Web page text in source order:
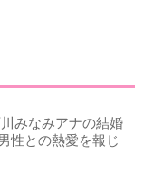
みなみアナの結婚
性との熱愛を報じ